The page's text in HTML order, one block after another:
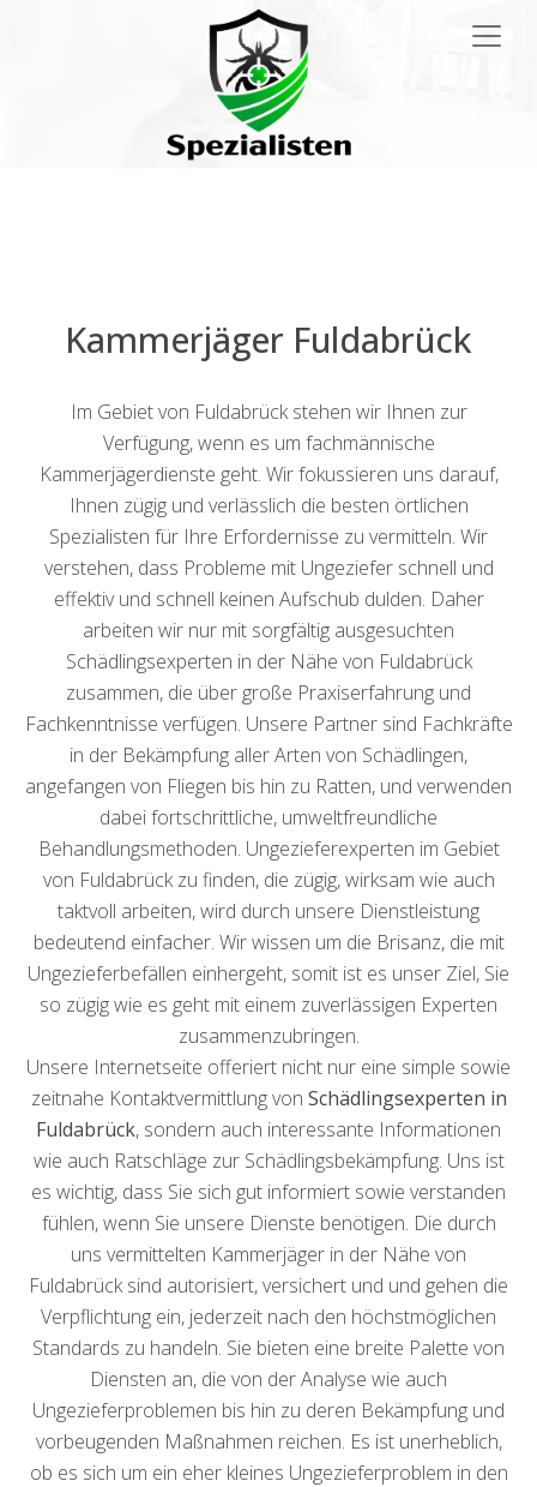
Kammerjäger Fuldabrück
Im Gebiet von Fuldabrück stehen wir Ihnen zur
Verfügung, wenn es um fachmännische
Kammerjägerdienste geht. Wir fokussieren uns darauf,
Ihnen zügig und verlässlich die besten örtlichen
Spezialisten für Ihre Erfordernisse zu vermitteln. Wir
verstehen, dass Probleme mit Ungeziefer schnell und
effektiv und schnell keinen Aufschub dulden. Daher
arbeiten wir nur mit sorgfältig ausgesuchten
Schädlingsexperten in der Nähe von Fuldabrück
zusammen, die über große Praxiserfahrung und
Fachkenntnisse verfügen. Unsere Partner sind Fachkräfte
in der Bekämpfung aller Arten von Schädlingen,
angefangen von Fliegen bis hin zu Ratten, und verwenden
dabei fortschrittliche, umweltfreundliche
Behandlungsmethoden. Ungezieferexperten im Gebiet
von Fuldabrück zu finden, die zügig, wirksam wie auch
taktvoll arbeiten, wird durch unsere Dienstleistung
bedeutend einfacher. Wir wissen um die Brisanz, die mit
Ungezieferbefällen einhergeht, somit ist es unser Ziel, Sie
so zügig wie es geht mit einem zuverlässigen Experten
zusammenzubringen.
Unsere Internetseite offeriert nicht nur eine simple sowie
zeitnahe Kontaktvermittlung von Schädlingsexperten in
Fuldabrück, sondern auch interessante Informationen
wie auch Ratschläge zur Schädlingsbekämpfung. Uns ist
es wichtig, dass Sie sich gut informiert sowie verstanden
fühlen, wenn Sie unsere Dienste benötigen. Die durch
uns vermittelten Kammerjäger in der Nähe von
Fuldabrück sind autorisiert, versichert und und gehen die
Verpflichtung ein, jederzeit nach den höchstmöglichen
Standards zu handeln. Sie bieten eine breite Palette von
Diensten an, die von der Analyse wie auch
Ungezieferproblemen bis hin zu deren Bekämpfung und
vorbeugenden Maßnahmen reichen. Es ist unerheblich,
ob es sich um ein eher kleines Ungezieferproblem in den